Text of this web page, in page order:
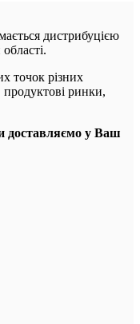
дистрибуцією
точок різних
продуктові ринки,
доставляємо у Ваш